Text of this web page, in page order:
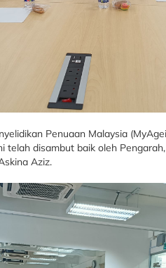
Penuaan Malaysia
telah disambut baik oleh
Aziz.